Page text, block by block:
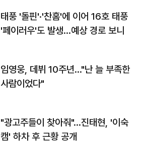
태풍 '돌핀'·'찬홈'에 이어 16호 태풍
'페이러우'도 발생…예상 경로 보니
임영웅, 데뷔 10주년…"난 늘 부족한
사람이었다"
"광고주들이 찾아줘"…진태현, '이숙
캠' 하차 후 근황 공개